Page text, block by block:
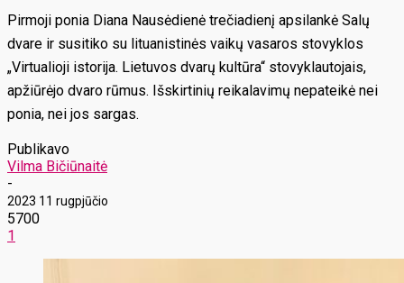
Pirmoji ponia Diana Nausėdienė trečiadienį apsilankė Salų
dvare ir susitiko su lituanistinės vaikų vasaros stovyklos
„Virtualioji istorija. Lietuvos dvarų kultūra“ stovyklautojais,
apžiūrėjo dvaro rūmus. Išskirtinių reikalavimų nepateikė nei
ponia, nei jos sargas.
Publikavo
Vilma Bičiūnaitė
-
2023 11 rugpjūčio
5700
1